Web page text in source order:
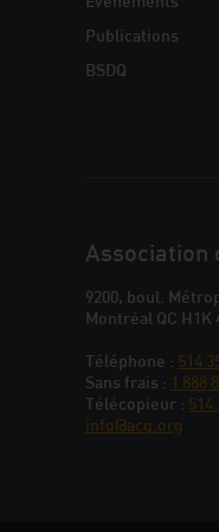
Publications
BSDQ
L'ACQ
Association
9200, boul.
Montréal QC H1K
Téléphone : 514
Sans frais : 1 888
Télécopieur : 514
info@acq.org